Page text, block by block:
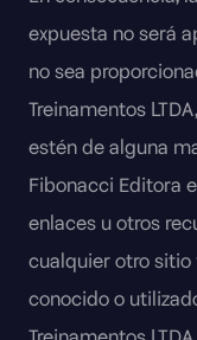
expuesta no será
no sea
Treinamentos
estén de alguna
Fibonacci Editora
enlaces u otros
cualquier otro sitio
conocido o